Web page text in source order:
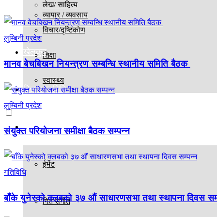
लेख/ साहित्य
विचार/दृष्टिकोण
शिक्षा
स्वास्थ्य
व्यापार / व्यवसाय
खेलकुद
विज्ञान प्रविधि
मनोरञ्जन
ईभेंट
गित संगीत
लुम्बिनी प्रदेश
मानव बेचबिखन नियन्त्रण सम्बन्धि स्थानीय समिति बैठक
लुम्बिनी प्रदेश
संयुक्त परियोजना समीक्षा बैठक सम्पन्न
गतिविधि
बाँके युनेस्को क्लबको ३७ औं साधारणसभा तथा स्थापना दिवस